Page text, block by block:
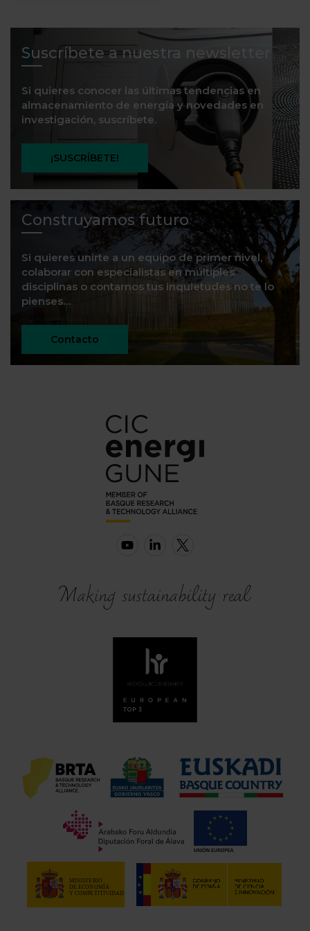
Suscríbete a nuestra newsletter
Si quieres conocer las últimas tendencias en
almacenamiento de energía y novedades en
investigación, suscríbete.
¡SUSCRÍBETE!
Construyamos futuro
Si quieres unirte a un equipo de primer nivel,
colaborar con especialistas en múltiples
disciplinas o contarnos tus inquietudes no te lo
pienses…
Contacto